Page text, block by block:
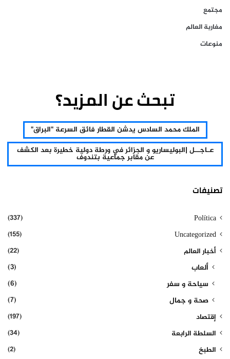
مجتمع
مغاربة العالم
منوعات
تبحث عن المزيد؟
الملك محمد السادس يدشن القطار فائق السرعة "البراق"
عـاجــل |البوليساريو و الجزائر في ورطة دولية خطيرة بعد الكشف
عن مقابر جماعية بتندوف
تصنيفات
Política
(337)
Uncategorized
(155)
أخبار العالم
(22)
ألعاب
(3)
سياحة و سفر
(6)
صحة و جمال
(7)
إقتصاد
(197)
السلطة الرابعة
(34)
الطبخ
(2)